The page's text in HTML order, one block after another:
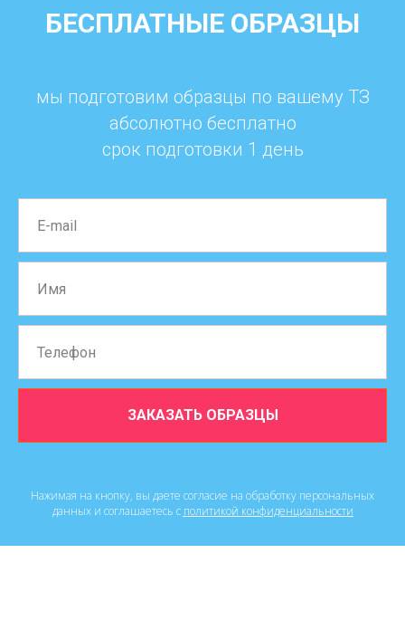
БЕСПЛАТНЫЕ ОБРАЗЦЫ
мы подготовим образцы по вашему ТЗ
абсолютно бесплатно
срок подготовки 1 день
ЗАКАЗАТЬ ОБРАЗЦЫ
Нажимая на кнопку, вы даете согласие на обработку персональных
данных и соглашаетесь c политикой конфиденциальности